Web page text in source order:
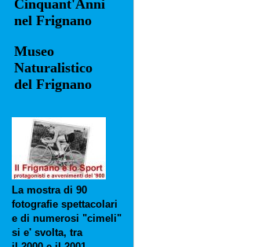
Cinquant'Anni
nel Frignano
Museo
Naturalistico
del Frignano
La mostra di 90
fotografie spettacolari
e di numerosi "cimeli"
si e' svolta, tra